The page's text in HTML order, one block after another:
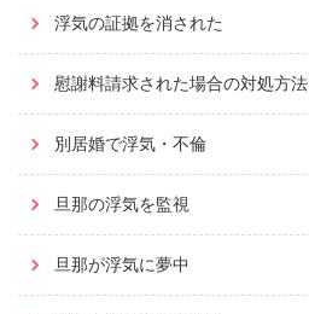
浮気の証拠を消された
慰謝料請求された場合の対処方法
別居婚で浮気・不倫
旦那の浮気を監視
旦那が浮気に夢中